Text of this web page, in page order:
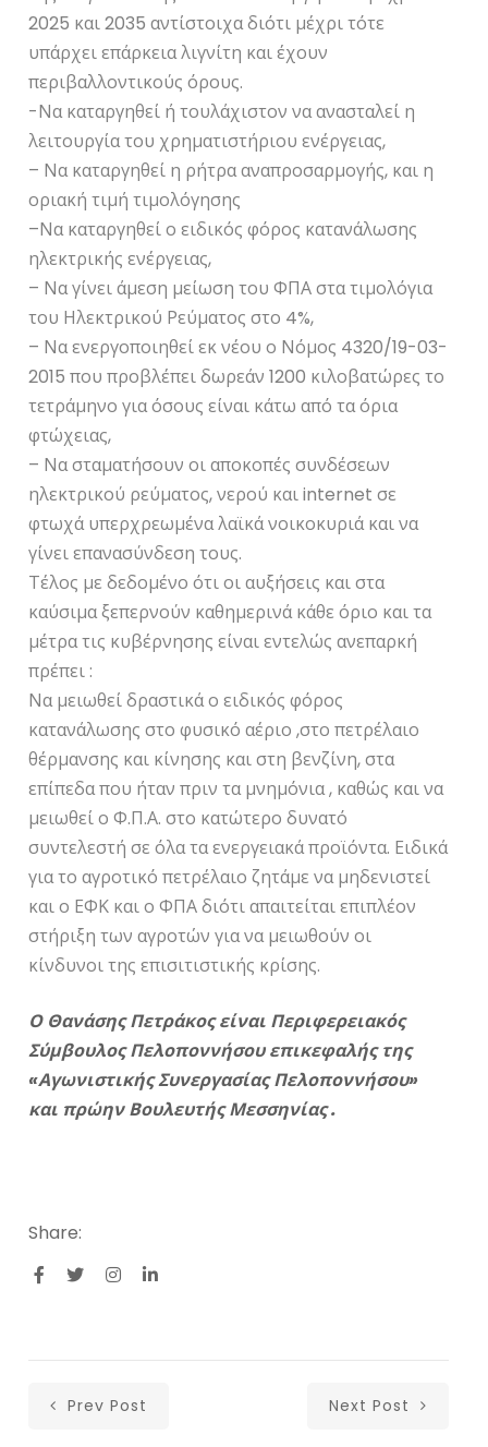
2025 και 2035 αντίστοιχα διότι μέχρι τότε
υπάρχει επάρκεια λιγνίτη και έχουν
περιβαλλοντικούς όρους.
-Να καταργηθεί ή τουλάχιστον να ανασταλεί η
λειτουργία του χρηματιστήριου ενέργειας,
– Να καταργηθεί η ρήτρα αναπροσαρμογής, και η
οριακή τιμή τιμολόγησης
–Να καταργηθεί ο ειδικός φόρος κατανάλωσης
ηλεκτρικής ενέργειας,
– Να γίνει άμεση μείωση του ΦΠΑ στα τιμολόγια
του Ηλεκτρικού Ρεύματος στο 4%,
– Να ενεργοποιηθεί εκ νέου ο Νόμος 4320/19-03-
2015 που προβλέπει δωρεάν 1200 κιλοβατώρες το
τετράμηνο για όσους είναι κάτω από τα όρια
φτώχειας,
– Να σταματήσουν οι αποκοπές συνδέσεων
ηλεκτρικού ρεύματος, νερού και internet σε
φτωχά υπερχρεωμένα λαϊκά νοικοκυριά και να
γίνει επανασύνδεση τους.
Τέλος με δεδομένο ότι οι αυξήσεις και στα
καύσιμα ξεπερνούν καθημερινά κάθε όριο και τα
μέτρα τις κυβέρνησης είναι εντελώς ανεπαρκή
πρέπει :
Να μειωθεί δραστικά ο ειδικός φόρος
κατανάλωσης στο φυσικό αέριο ,στο πετρέλαιο
θέρμανσης και κίνησης και στη βενζίνη, στα
επίπεδα που ήταν πριν τα μνημόνια , καθώς και να
μειωθεί ο Φ.Π.Α. στο κατώτερο δυνατό
συντελεστή σε όλα τα ενεργειακά προϊόντα. Ειδικά
για το αγροτικό πετρέλαιο ζητάμε να μηδενιστεί
και ο ΕΦΚ και ο ΦΠΑ διότι απαιτείται επιπλέον
στήριξη των αγροτών για να μειωθούν οι
κίνδυνοι της επισιτιστικής κρίσης.
Ο Θανάσης Πετράκος είναι Περιφερειακός
Σύμβουλος Πελοποννήσου επικεφαλής της
«Αγωνιστικής Συνεργασίας Πελοποννήσου»
και πρώην Βουλευτής Μεσσηνίας .
Share:
Prev Post Next Post